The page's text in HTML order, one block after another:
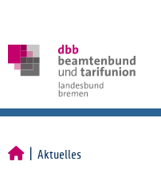
Aktuelles